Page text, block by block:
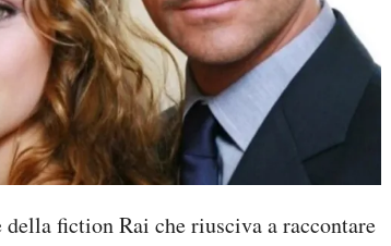
della fiction Rai che riusciva a raccontare